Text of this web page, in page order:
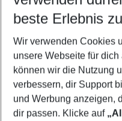
2 Erwachsene Keine
Mehr
beste Erlebnis
Wir verwenden Cookies
unsere Webseite für
können wir die Nutzung
verbessern, dir Support
und Werbung anzeigen,
dir passen. Klicke auf